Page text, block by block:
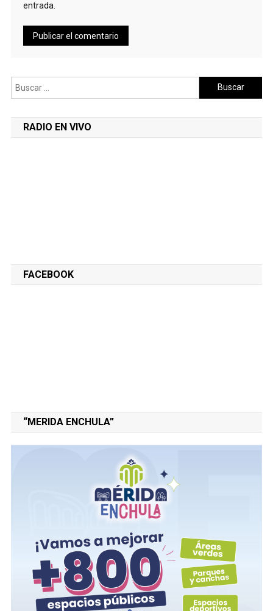
entrada.
Buscar:
RADIO EN VIVO
FACEBOOK
“MERIDA ENCHULA”